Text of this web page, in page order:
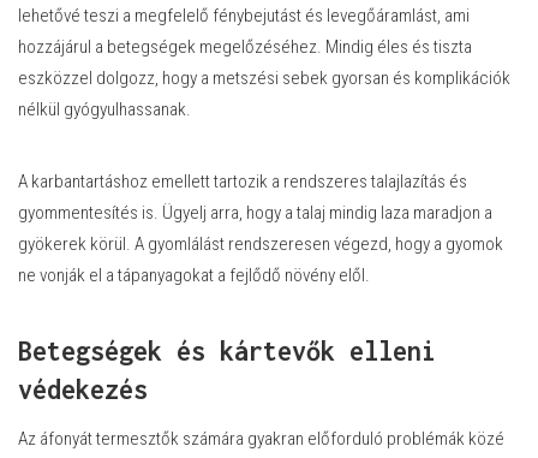
lehetővé teszi a megfelelő fénybejutást és levegőáramlást, ami
hozzájárul a betegségek megelőzéséhez. Mindig éles és tiszta
eszközzel dolgozz, hogy a metszési sebek gyorsan és komplikációk
nélkül gyógyulhassanak.
A karbantartáshoz emellett tartozik a rendszeres talajlazítás és
gyommentesítés is. Ügyelj arra, hogy a talaj mindig laza maradjon a
gyökerek körül. A gyomlálást rendszeresen végezd, hogy a gyomok
ne vonják el a tápanyagokat a fejlődő növény elől.
Betegségek és kártevők elleni
védekezés
Az áfonyát termesztők számára gyakran előforduló problémák közé